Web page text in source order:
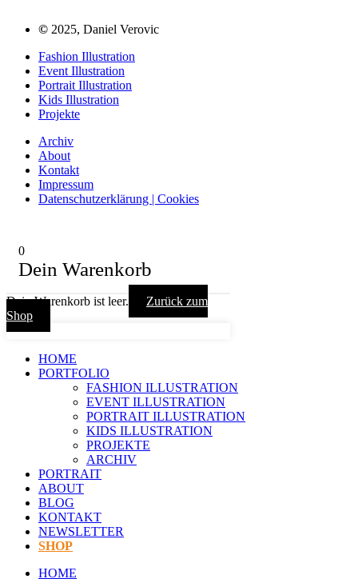
© 2025, Daniel Verovic
Fashion Illustration
Event Illustration
Portrait Illustration
Kids Illustration
Projekte
Archiv
About
Kontakt
Impressum
Datenschutzerklärung | Cookies
0
Dein Warenkorb
Dein Warenkorb ist leer.
Zurück zum
Shop
HOME
PORTFOLIO
FASHION ILLUSTRATION
EVENT ILLUSTRATION
PORTRAIT ILLUSTRATION
KIDS ILLUSTRATION
PROJEKTE
ARCHIV
PORTRAIT
ABOUT
BLOG
KONTAKT
NEWSLETTER
SHOP
HOME